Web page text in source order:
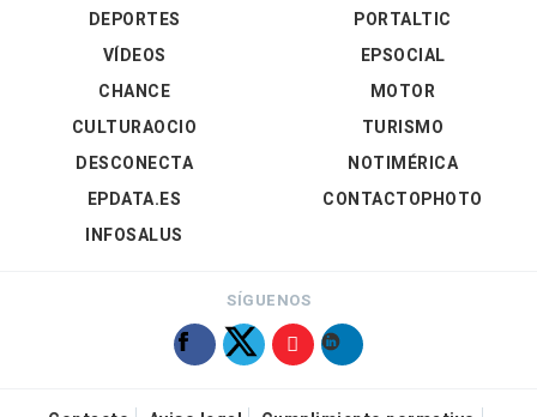
DEPORTES
VÍDEOS
PORTALTIC
EPSOCIAL
CHANCE
CULTURAOCIO
DESCONECTA
EPDATA.ES
INFOSALUS
MOTOR
TURISMO
NOTIMÉRICA
CONTACTOPHOTO
SÍGUENOS